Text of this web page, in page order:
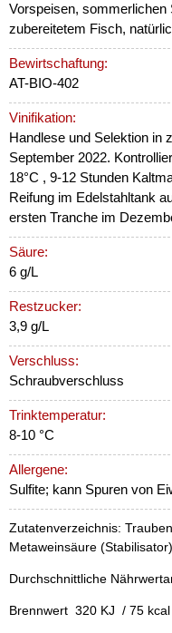
Vorspeisen, sommerlichen
zubereitetem Fisch,
Bewirtschaftung:
AT-BIO-402
Vinifikation:
Handlese und Selektion in
September 2022.
18°C , 9-12 Stunden
Reifung im Edelstahltank
ersten Tranche im
Säure:
6 g/L
Restzucker:
3,9 g/L
Verschluss:
Schraubverschluss
Trinktemperatur:
8-10 °C
Allergene:
Sulfite; kann Spuren von
Zutatenverzeichnis:
Metaweinsäure (Stabilisator)
Durchschnittliche
Brennwert 320 KJ / 75 kcal